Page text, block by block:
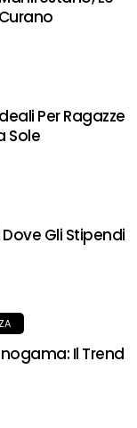
Per Ragazze
Sole
Gli Stipendi
Il Trend